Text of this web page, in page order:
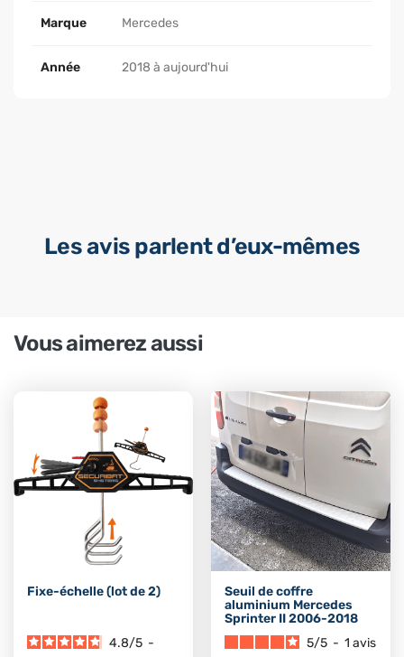
Marque Mercedes
Année 2018 à aujourd'hui
Les avis parlent d’eux-mêmes
Vous aimerez aussi
Fixe-échelle (lot de 2)
4.8/5 -
Seuil de coffre
aluminium Mercedes
Sprinter II 2006-2018
5/5 - 1 avis